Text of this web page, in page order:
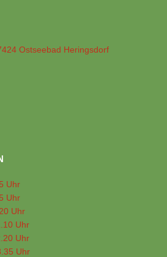
Ostseebad Heringsdorf
Uhr
Uhr
Uhr
Uhr
Uhr
Uhr